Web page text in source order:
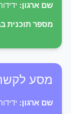
שם ארגון:
מספר תוכנית
מסע
שם ארגון: